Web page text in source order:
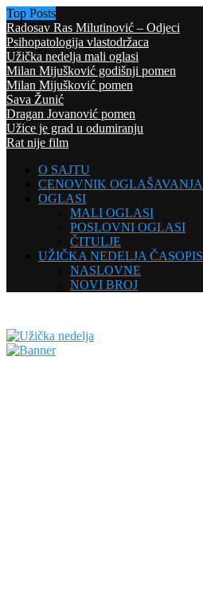
Top Posts
Radosav Ras Milutinović – Odjeci
Psihopatologija vlastodržaca
Užička nedelja mali oglasi
Milan Mijušković godišnji pomen
Milan Mijušković pomen
Sava Žunić
Dragan Jovanović pomen
Užice je grad u odumiranju
Rat nije film
O SAJTU
CENOVNIK OGLAŠAVANJA
OGLASI
MALI OGLASI
POSLOVNI OGLASI
ČITULJE
UŽIČKA NEDELJA ČASOPIS
NASLOVNE
NOVI BROJ